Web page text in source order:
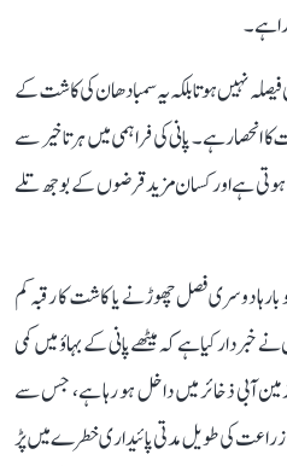
ہے۔
نہیں ہوتا بلکہ یہ سمبا دھان کی کاشت کے
انحصار ہے۔ پانی کی فراہمی میں ہر تاخیر سے
ہوتی ہے اور کسان مزید قرضوں کے بوجھ تلے
دوسری فصل چھوڑنے یا کاشت کا رقبہ کم
خبردار کیا ہے کہ میٹھے پانی کے بہاؤ میں کمی
آبی ذخائر میں داخل ہو رہا ہے، جس سے
زراعت کی طویل مدتی پائیداری خطرے میں پڑ